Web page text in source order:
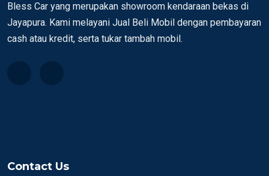
Bless Car yang merupakan showroom kendaraan bekas di
Jayapura. Kami melayani Jual Beli Mobil dengan pembayaran
cash atau kredit, serta tukar tambah mobil.
Contact Us